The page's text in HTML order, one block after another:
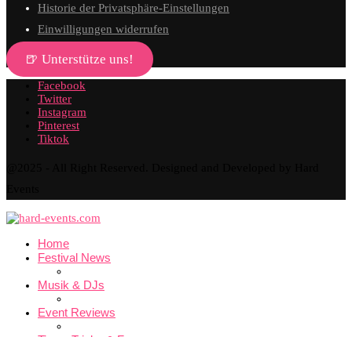
Historie der Privatsphäre-Einstellungen
Einwilligungen widerrufen
🍺 Unterstütze uns!
Facebook
Twitter
Instagram
Pinterest
Tiktok
Home
Festival News
Musik & DJs
Event Reviews